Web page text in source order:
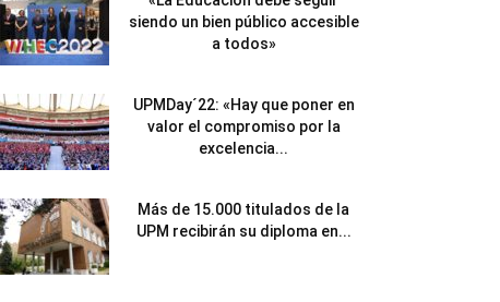
siendo un bien público accesible
a todos»
UPMDay´22: «Hay que poner en
valor el compromiso por la
excelencia...
Más de 15.000 titulados de la
UPM recibirán su diploma en...